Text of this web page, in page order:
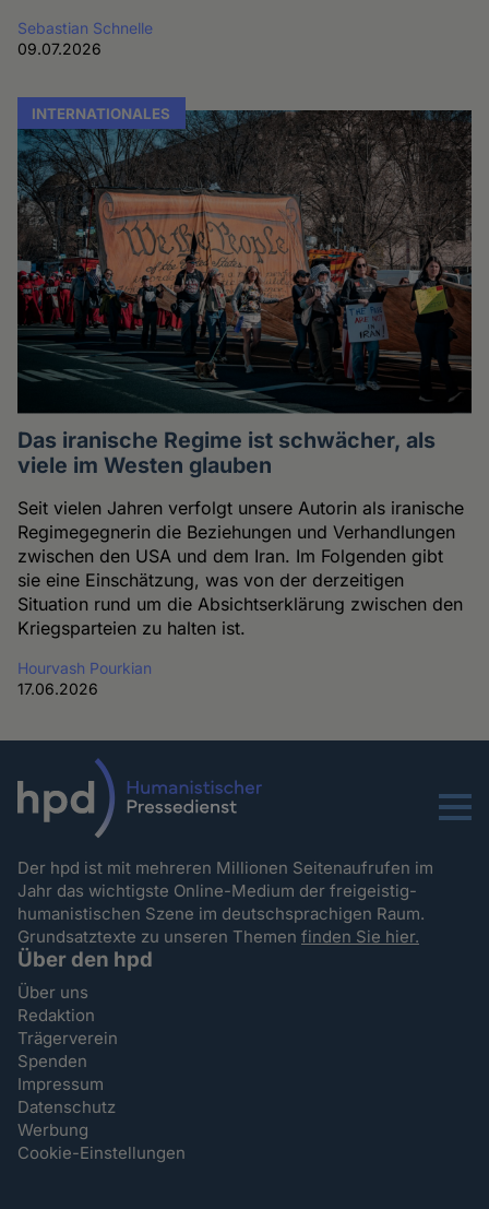
Sebastian Schnelle
09.07.2026
INTERNATIONALES
Das iranische Regime ist schwächer, als
viele im Westen glauben
Seit vielen Jahren verfolgt unsere Autorin als iranische
Regimegegnerin die Beziehungen und Verhandlungen
zwischen den USA und dem Iran. Im Folgenden gibt
sie eine Einschätzung, was von der derzeitigen
Situation rund um die Absichtserklärung zwischen den
Kriegsparteien zu halten ist.
Hourvash Pourkian
17.06.2026
Menu
Der hpd ist mit mehreren Millionen Seitenaufrufen im
Jahr das wichtigste Online-Medium der freigeistig-
humanistischen Szene im deutschsprachigen Raum.
Grundsatztexte zu unseren Themenfinden Sie hier.
Über den hpd
Über uns
Redaktion
Trägerverein
Spenden
Impressum
Datenschutz
Werbung
Cookie-Einstellungen